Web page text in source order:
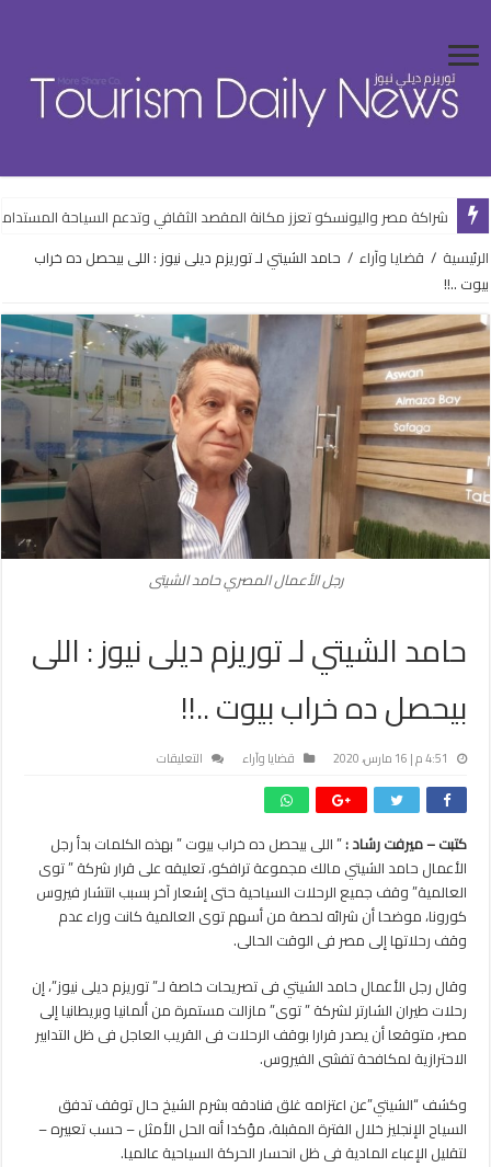
شراكة مصر واليونسكو تعزز مكانة المقصد الثقافي وتدعم السياحة
الرئيسية / قضايا وآراء / حامد الشيتي لـ توريزم ديلى نيوز : اللى بيحصل ده خراب
بيوت ..!!
رجل الأعمال المصري حامد الشيتى
حامد الشيتي لـ توريزم ديلى نيوز : اللى
بيحصل ده خراب بيوت ..!!
4:51 م | 16 مارس، 2020 قضايا وآراء التعليقات
توريزم
ديلى
نيوز
:
ده
خراب
بيوت
..!!
كتبت – ميرفت رشاد :” اللى بيحصل ده خراب بيوت ” بهذه الكلمات بدأ رجل
الأعمال حامد الشيتي مالك مجموعة ترافكو، تعليقه على قرار شركة ” توى
العالمية” وقف جميع الرحلات السياحية حتى إشعار آخر بسبب انتشار فيروس
كورونا، موضحا أن شرائه لحصة من أسهم توى العالمية كانت وراء عدم
وقف رحلاتها إلى مصر فى الوقت الحالى.
وقال رجل الأعمال حامد الشيتي فى تصريحات خاصة لـ” توريزم ديلى نيوز”، إن
رحلات طيران الشارتر لشركة ” توى” مازالت مستمرة من ألمانيا وبريطانيا إلى
مصر، متوقعا أن يصدر قرارا بوقف الرحلات فى القريب العاجل فى ظل التدابير
الاحترازية لمكافحة تفشى الفيروس.
وكشف “الشيتي”عن اعتزامه غلق فنادقه بشرم الشيخ حال توقف تدفق
السياح الإنجليز خلال الفترة المقبلة، مؤكدا أنه الحل الأمثل – حسب تعبيره –
لتقليل الإعباء المادية فى ظل انحسار الحركة السياحية عالميا.